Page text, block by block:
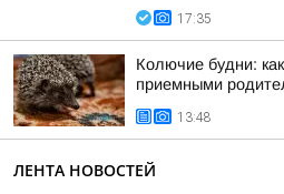
17:35
Колючие будни:
приемными
13:48
ЛЕНТА НОВОСТЕЙ